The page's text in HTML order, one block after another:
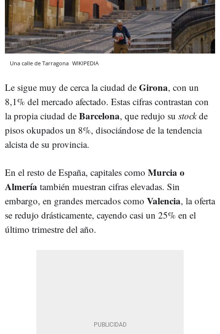
Una calle de Tarragona WIKIPEDIA
Le sigue muy de cerca la ciudad de Girona, con un
8,1% del mercado afectado. Estas cifras contrastan con
la propia ciudad de Barcelona, que redujo su stockde
pisos okupados un 8%, disociándose de la tendencia
alcista de su provincia.
En el resto de España, capitales como Murcia o
Almería también muestran cifras elevadas. Sin
embargo, en grandes mercados como Valencia, la oferta
se redujo drásticamente, cayendo casi un 25% en el
último trimestre del año.